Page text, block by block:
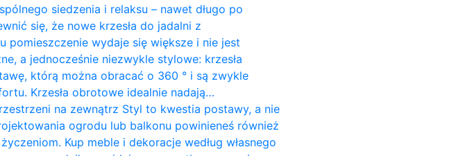
siedzenia i relaksu – nawet długo po
się, że nowe krzesła do jadalni z
pomieszczenie wydaje się większe i nie jest
a jednocześnie niezwykle stylowe: krzesła
którą można obracać o 360 ° i są zwykle
Krzesła obrotowe idealnie nadają…
na zewnątrz Styl to kwestia postawy, a nie
ogrodu lub balkonu powinieneś również
Kup meble i dekoracje według własnego